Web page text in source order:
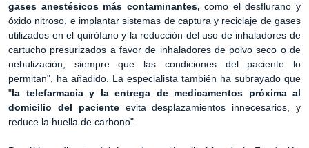
gases anestésicos más contaminantes, como el desflurano y
óxido nitroso, e implantar sistemas de captura y reciclaje de gases
utilizados en el quirófano y la reducción del uso de inhaladores de
cartucho presurizados a favor de inhaladores de polvo seco o de
nebulización, siempre que las condiciones del paciente lo
permitan", ha añadido. La especialista también ha subrayado que
"la telefarmacia y la entrega de medicamentos próxima al
domicilio del pacienteevita desplazamientos innecesarios, y
reduce la huella de carbono".